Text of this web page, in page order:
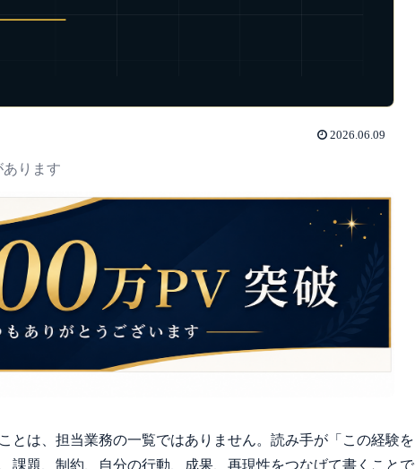
2026.06.09
ります
とは、担当業務の一覧ではありません。読み手が「この経験を
課題、制約、自分の行動、成果、再現性をつなげて書くことで